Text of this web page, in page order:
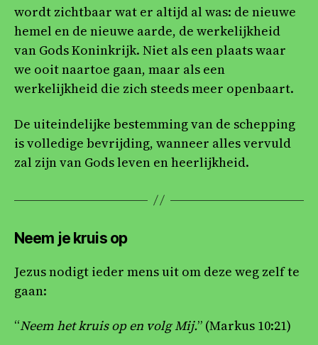
wordt zichtbaar wat er altijd al was: de nieuwe
hemel en de nieuwe aarde, de werkelijkheid
van Gods Koninkrijk. Niet als een plaats waar
we ooit naartoe gaan, maar als een
werkelijkheid die zich steeds meer openbaart.
De uiteindelijke bestemming van de schepping
is volledige bevrijding, wanneer alles vervuld
zal zijn van Gods leven en heerlijkheid.
Neem je kruis op
Jezus nodigt ieder mens uit om deze weg zelf te
gaan:
“Neem het kruis op en volg Mij.” (Markus 10:21)